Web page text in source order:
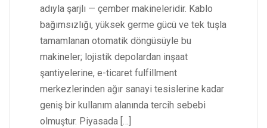
adıyla şarjlı — çember makineleridir. Kablo
bağımsızlığı, yüksek germe gücü ve tek tuşla
tamamlanan otomatik döngüsüyle bu
makineler; lojistik depolardan inşaat
şantiyelerine, e-ticaret fulfillment
merkezlerinden ağır sanayi tesislerine kadar
geniş bir kullanım alanında tercih sebebi
olmuştur. Piyasada […]